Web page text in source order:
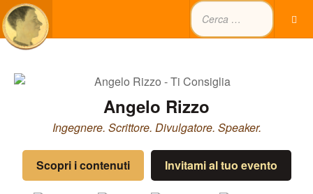
Angelo Rizzo
Ingegnere. Scrittore. Divulgatore. Speaker.
Scopri i contenuti Invitami al tuo evento